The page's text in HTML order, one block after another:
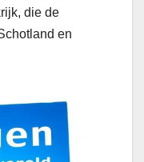
die de
en